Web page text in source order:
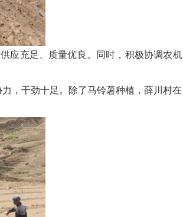
应充足、质量优良。同时，积极协调农机
，干劲十足。除了马铃薯种植，薛川村在